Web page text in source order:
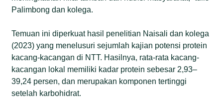
Palimbong dan kolega.
Temuan ini diperkuat hasil penelitian Naisali dan kolega
(2023) yang menelusuri sejumlah kajian potensi protein
kacang-kacangan di NTT. Hasilnya, rata-rata kacang-
kacangan lokal memiliki kadar protein sebesar 2,93–
39,24 persen, dan merupakan komponen tertinggi
setelah karbohidrat.